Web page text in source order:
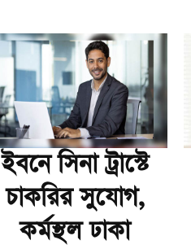
ইবনে সিনা ট্রাস্টে
চাকরির সুযোগ,
কর্মস্থল ঢাকা